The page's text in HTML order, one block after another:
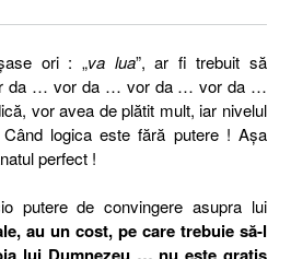
ori : „va lua”, ar fi trebuit să
da … vor da … vor da … vor da …
vor avea de plătit mult, iar nivelul
logica este fără putere ! Aşa
perfect !
putere de convingere asupra lui
au un cost, pe care trebuie să-l